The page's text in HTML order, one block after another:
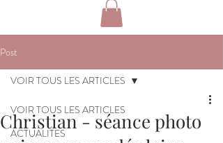
Post
VOIR TOUS LES ARTICLES
ACTUALITES
VOIR TOUS LES ARTICLES
Christian - séance photo